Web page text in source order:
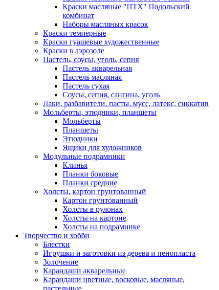
Краски масляные "ПТХ" Подольский
комбинат
Наборы масляных красок
Краски темперные
Краски гуашевые художественные
Краски в аэрозоле
Пастель, соусы, уголь, сепия
Пастель акварельная
Пастель масляная
Пастель сухая
Соусы, сепия, сангина, уголь
Лаки, разбавители, пасты, мусс, латекс, сиккатив
Мольберты, этюдники, планшеты
Мольберты
Планшеты
Этюдники
Ящики для художников
Модульные подрамники
Клинья
Планки боковые
Планки средние
Холсты, картон грунтованный
Картон грунтованный
Холсты в рулонах
Холсты на картоне
Холсты на подрамнике
Творчество и хобби
Блестки
Игрушки и заготовки из дерева и пенопласта
Золочение
Карандаши акварельные
Карандаши цветные, восковые, масляные,
пастельные